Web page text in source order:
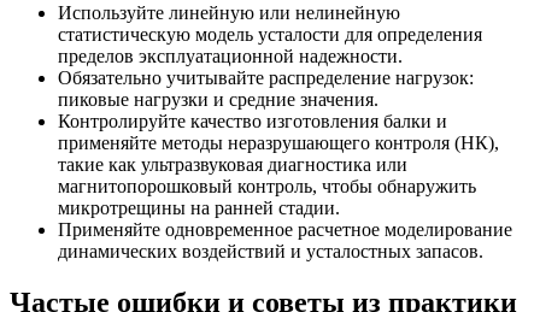
Используйте линейную или нелинейную
статистическую модель усталости для определения
пределов эксплуатационной надежности.
Обязательно учитывайте распределение нагрузок:
пиковые нагрузки и средние значения.
Контролируйте качество изготовления балки и
применяйте методы неразрушающего контроля (НК),
такие как ультразвуковая диагностика или
магнитопорошковый контроль, чтобы обнаружить
микротрещины на ранней стадии.
Применяйте одновременное расчетное моделирование
динамических воздействий и усталостных запасов.
Частые ошибки и советы из практики